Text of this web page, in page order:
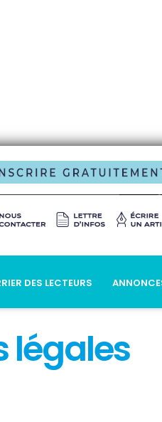
DES LECTEURS
légales